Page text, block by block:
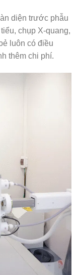
diện trước phẫu
chụp X-quang,
luôn có điều
thêm chi phí.